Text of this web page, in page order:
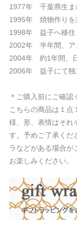
1977年 千葉県生ま
1995年 焼物作りを
1998年 益子へ移
2002年 半年間、ア
2004年 約1年間、
2006年 益子にて独
＊ご購入前にご確認
こちらの商品は１
様、形、表情はそれ
す。予めご了承くだ
ラなどがある場合が
お楽しみください。